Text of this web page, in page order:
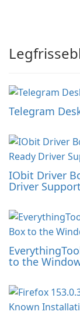
Telegram
IObit Driver
Driver Support
to the